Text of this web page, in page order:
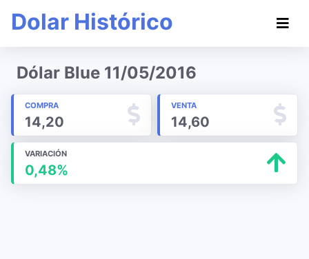
Dolar Histórico
Dólar Blue 11/05/2016
COMPRA
14,20
VENTA
14,60
VARIACIÓN
0,48%